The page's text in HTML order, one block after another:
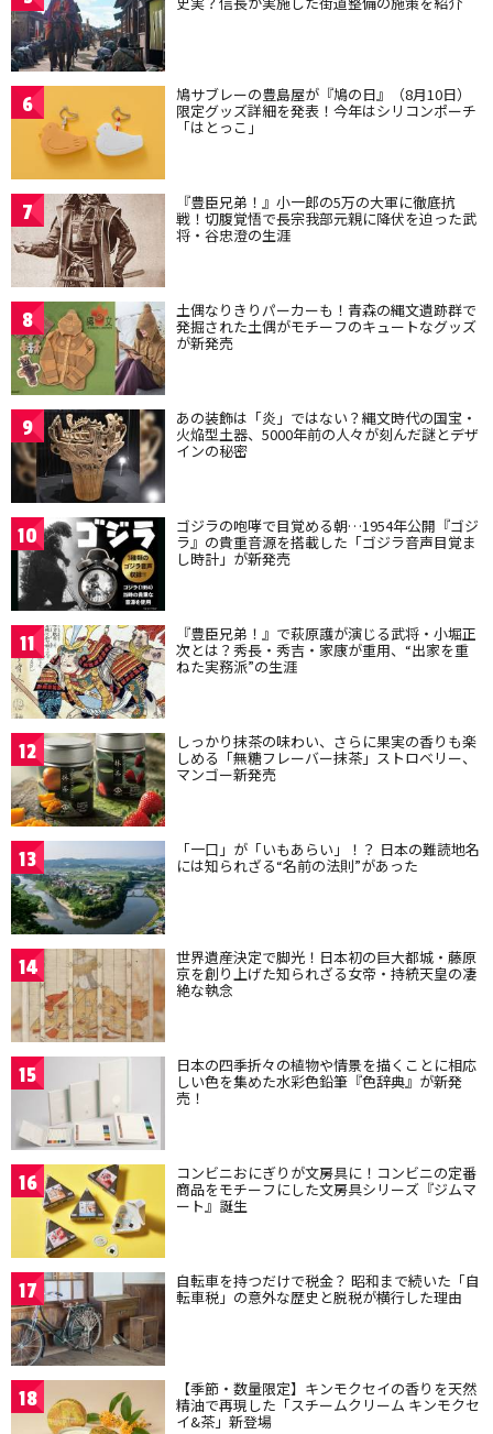
6 鳩サブレーの豊島屋が『鳩の日』（8月10日）
限定グッズ詳細を発表！今年はシリコンポーチ
「はとっこ」
7 『豊臣兄弟！』小一郎の5万の大軍に徹底抗
戦！切腹覚悟で長宗我部元親に降伏を迫った武
将・谷忠澄の生涯
8 土偶なりきりパーカーも！青森の縄文遺跡群で
発掘された土偶がモチーフのキュートなグッズ
が新発売
9 あの装飾は「炎」ではない？縄文時代の国宝・
火焔型土器、5000年前の人々が刻んだ謎とデザ
インの秘密
10 ゴジラの咆哮で目覚める朝…1954年公開『ゴジ
ラ』の貴重音源を搭載した「ゴジラ音声目覚ま
し時計」が新発売
11 『豊臣兄弟！』で萩原護が演じる武将・小堀正
次とは？秀長・秀吉・家康が重用、“出家を重
ねた実務派”の生涯
12 しっかり抹茶の味わい、さらに果実の香りも楽
しめる「無糖フレーバー抹茶」ストロベリー、
マンゴー新発売
13 「一口」が「いもあらい」！？ 日本の難読地名
には知られざる“名前の法則”があった
14 世界遺産決定で脚光！日本初の巨大都城・藤原
京を創り上げた知られざる女帝・持統天皇の凄
絶な執念
15 日本の四季折々の植物や情景を描くことに相応
しい色を集めた水彩色鉛筆『色辞典』が新発
売！
16 コンビニおにぎりが文房具に！コンビニの定番
商品をモチーフにした文房具シリーズ『ジムマ
ート』誕生
17 自転車を持つだけで税金？ 昭和まで続いた「自
転車税」の意外な歴史と脱税が横行した理由
18 【季節・数量限定】キンモクセイの香りを天然
精油で再現した「スチームクリーム キンモクセ
イ&茶」新登場